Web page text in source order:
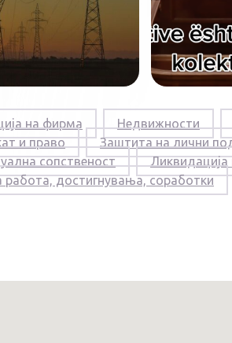
на фирма Недвижности
и право
Заштита на лични
сопственост
Ликвидација
работа, достигнувања, соработки